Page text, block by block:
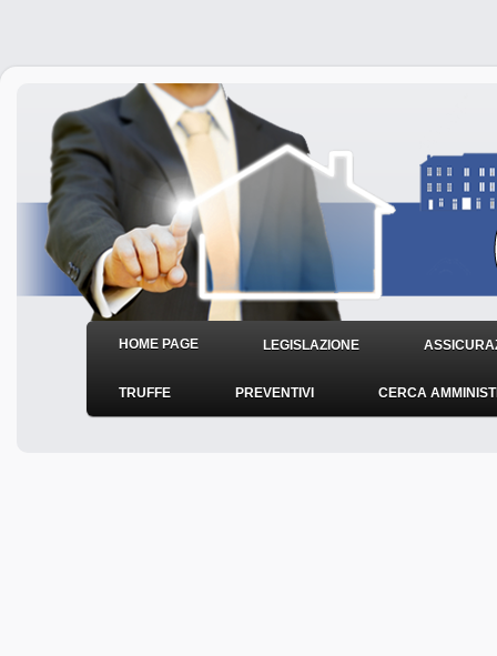
HOME PAGE LEGISLAZIONE
TRUFFE PREVENTIVI CERCA